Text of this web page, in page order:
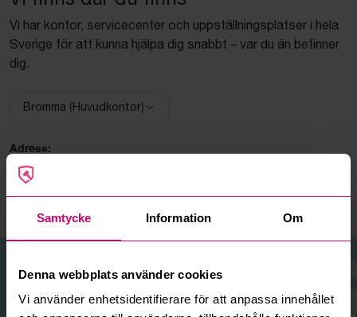
Samtycke Information Om
Denna webbplats använder cookies
Vi använder enhetsidentifierare för att anpassa innehållet
Vi har kontor, servicecenter och uppställningsplatser i hela
Sverige för att kunna hjälpa dig snabbt – var du än befinner
dig.
Välj anläggning:
Bromma (Huvudkontor)
Adress:
Bromma
Linta Gårdsväg 5A
−